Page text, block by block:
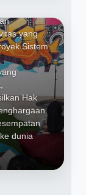
yang
Sistem
Hak
dunia